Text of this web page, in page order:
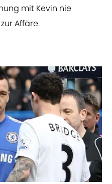
mit Kevin nie
Affäre.